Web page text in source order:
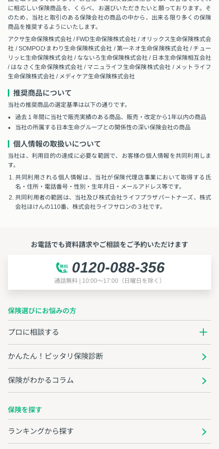
に相応しい保険商品を、くらべ、お選びいただきたいと願っております。そ
のため、当社と取引のある保険会社の商品の中から、出来る限り多くの保険
商品を推奨するようにいたします。
アクサ生命保険株式会社 / FWD生命保険株式会社 / オリックス生命保険株式会
社 / SOMPOひまわり生命保険株式会社 / 第一ネオ生命保険株式会社 / チュー
リッヒ生命保険株式会社 / なないろ生命保険株式会社 / 日本生命保険相互会社
/ はなさく生命保険株式会社 / マニュライフ生命保険株式会社 / メットライフ
生命保険株式会社 / メディケア生命保険株式会社
推奨商品について
当社の推奨商品の選定基準は以下の通りです。
過去１年間に当社で販売実績のある商品、販売・改定から1年以内の商品
当社の所属する日本生命グループとの関係性の深い保険会社の商品
個人情報の取扱いについて
当社は、利用目的の達成に必要な範囲で、お客様の個人情報を共同利用しま
す。
共同利用される個人情報は、当社が保険代理店事業において取得する氏
名・住所・電話番号・性別・生年月日・メールアドレス等です。
共同利用者の範囲は、当社及び株式会社ライフプラザパートナーズ、株式
会社ほけんの110番、株式会社ライフサロンの３社です。
お電話でも資料請求やご相談をご予約いただけます
0120-088-356
通話無料 | 10:00～17:00（日曜日を除く）
保険選びにお悩みの方
プロに相談する
かんたん！ピッタリ保険診断
保険がわかるコラム
保険を探す
ランキングから探す